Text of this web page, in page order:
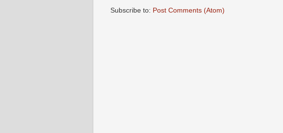
Subscribe to: Post Comments (Atom)